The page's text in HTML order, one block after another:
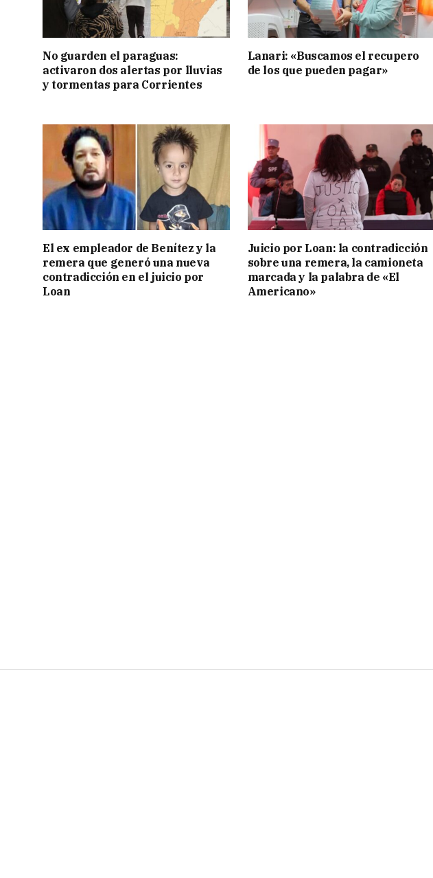
No guarden el paraguas:
activaron dos alertas por lluvias
y tormentas para Corrientes
Lanari: «Buscamos el recupero
de los que pueden pagar»
El ex empleador de Benítez y la
remera que generó una nueva
contradicción en el juicio por
Loan
Juicio por Loan: la contradicción
sobre una remera, la camioneta
marcada y la palabra de «El
Americano»